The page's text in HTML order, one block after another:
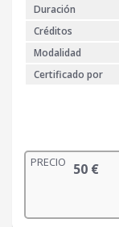
Duración
Créditos
Modalidad
Certificado por
PRECIO 50 €